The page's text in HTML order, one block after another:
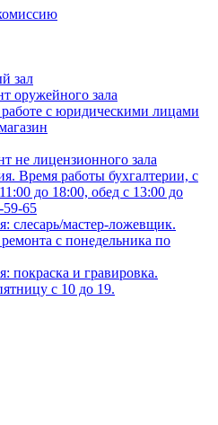
зал
оружейного зала
с юридическими лицами
не лицензионного зала
Время работы бухгалтерии, с
до 18:00, обед с 13:00 до
59-65
слесарь/мастер-ложевщик.
с понедельника по
покраска и гравировка.
с 10 до 19.